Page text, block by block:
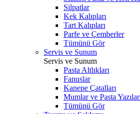
Silpatlar
Kek Kalıpları
Tart Kalıpları
Parfe ve Çemberler
Tümünü Gör
Servis ve Sunum
Servis ve Sunum
Pasta Altlıkları
Fanuslar
Kanepe Çatalları
Mumlar ve Pasta
Tümünü Gör